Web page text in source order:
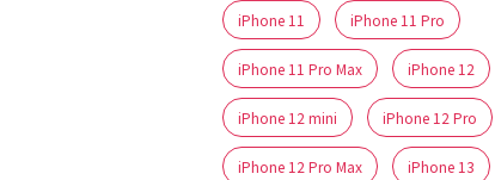
iPhone 11 iPhone 11 Pro
iPhone 11 Pro Max iPhone 12
iPhone 12 mini iPhone 12 Pro
iPhone 12 Pro Max iPhone 13